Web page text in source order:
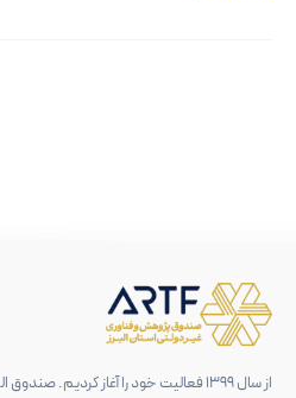
از سال 1399 فعالیت خود را آغاز کردیم.